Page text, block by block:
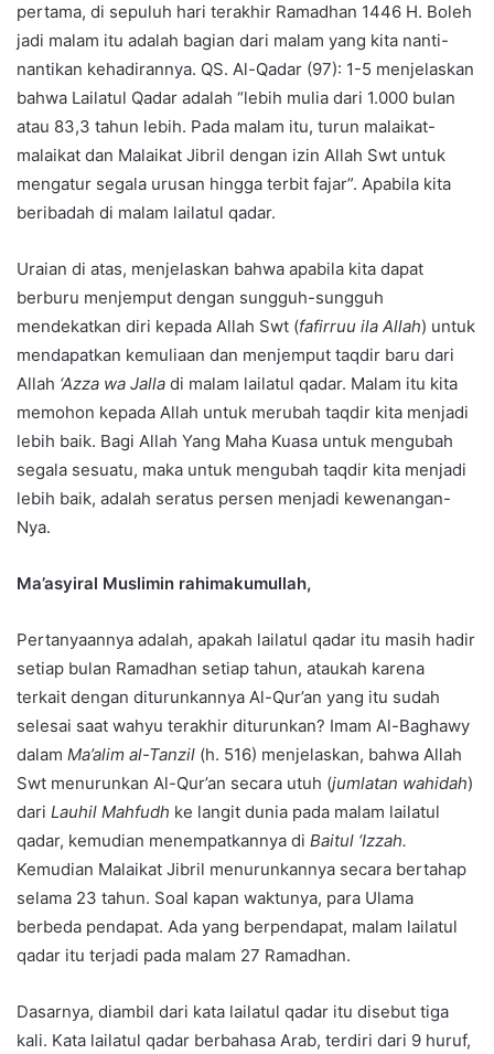
pertama, di sepuluh hari terakhir Ramadhan 1446 H. Boleh
jadi malam itu adalah bagian dari malam yang kita nanti-
nantikan kehadirannya. QS. Al-Qadar (97): 1-5 menjelaskan
bahwa Lailatul Qadar adalah “lebih mulia dari 1.000 bulan
atau 83,3 tahun lebih. Pada malam itu, turun malaikat-
malaikat dan Malaikat Jibril dengan izin Allah Swt untuk
mengatur segala urusan hingga terbit fajar”. Apabila kita
beribadah di malam lailatul qadar.
Uraian di atas, menjelaskan bahwa apabila kita dapat
berburu menjemput dengan sungguh-sungguh
mendekatkan diri kepada Allah Swt (fafirruu ila Allah) untuk
mendapatkan kemuliaan dan menjemput taqdir baru dari
Allah ‘Azza wa Jalla di malam lailatul qadar. Malam itu kita
memohon kepada Allah untuk merubah taqdir kita menjadi
lebih baik. Bagi Allah Yang Maha Kuasa untuk mengubah
segala sesuatu, maka untuk mengubah taqdir kita menjadi
lebih baik, adalah seratus persen menjadi kewenangan-
Nya.
Ma’asyiral Muslimin rahimakumullah,
Pertanyaannya adalah, apakah lailatul qadar itu masih hadir
setiap bulan Ramadhan setiap tahun, ataukah karena
terkait dengan diturunkannya Al-Qur’an yang itu sudah
selesai saat wahyu terakhir diturunkan? Imam Al-Baghawy
dalam Ma’alim al-Tanzil (h. 516) menjelaskan, bahwa Allah
Swt menurunkan Al-Qur’an secara utuh (jumlatan wahidah)
dari Lauhil Mahfudh ke langit dunia pada malam lailatul
qadar, kemudian menempatkannya di Baitul ‘Izzah.
Kemudian Malaikat Jibril menurunkannya secara bertahap
selama 23 tahun. Soal kapan waktunya, para Ulama
berbeda pendapat. Ada yang berpendapat, malam lailatul
qadar itu terjadi pada malam 27 Ramadhan.
Dasarnya, diambil dari kata lailatul qadar itu disebut tiga
kali. Kata lailatul qadar berbahasa Arab, terdiri dari 9 huruf,